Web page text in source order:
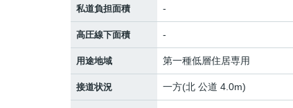
私道負担面積 -
高圧線下面積 -
用途地域 第一種低層住居専用
接道状況 一方(北 公道 4.0m)